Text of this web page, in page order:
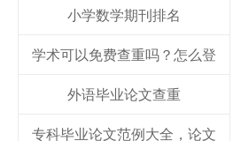
小学数学期刊排名
学术可以免费查重吗？怎么登
外语毕业论文查重
专科毕业论文范例大全，论文